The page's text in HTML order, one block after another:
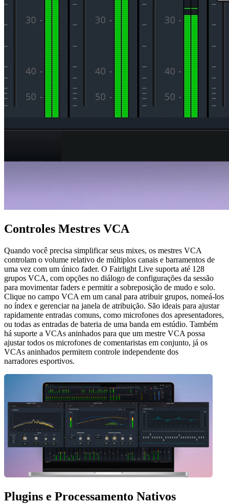
Controles Mestres VCA
Quando você precisa simplificar seus mixes, os mestres VCA
controlam o volume relativo de múltiplos canais e barramentos de
uma vez com um único fader. O Fairlight Live suporta até 128
grupos VCA, com opções no diálogo de configurações da sessão
para movimentar faders e permitir a sobreposição de mudo e solo.
Clique no campo VCA em um canal para atribuir grupos, nomeá-los
no índex e gerenciar na janela de atribuição. São ideais para ajustar
rapidamente entradas comuns, como microfones dos apresentadores,
ou todas as entradas de bateria de uma banda em estúdio. Também
há suporte a VCAs aninhados para que um mestre VCA possa
ajustar todos os microfones de comentaristas em conjunto, já os
VCAs aninhados permitem controle independente dos
narradores esportivos.
Plugins e Processamento Nativos